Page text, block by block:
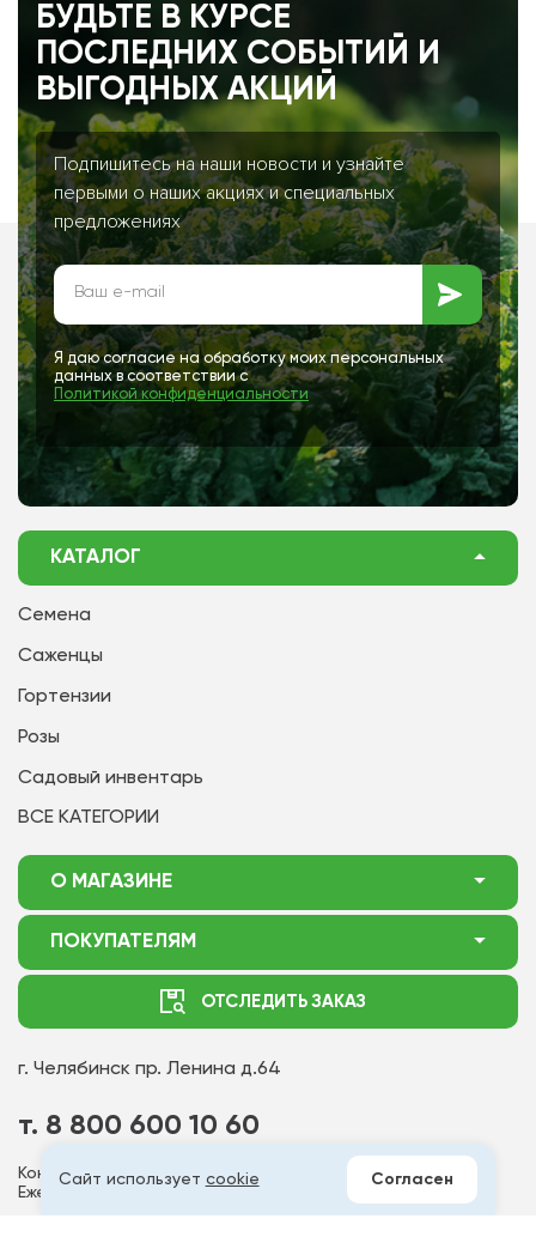
БУДЬТЕ В КУРСЕ
ПОСЛЕДНИХ СОБЫТИЙ И
ВЫГОДНЫХ АКЦИЙ
Подпишитесь на наши новости и узнайте
первыми о наших акциях и специальных
предложениях
Я даю согласие на обработку моих персональных
данных в соответствии с
Политикой конфиденциальности
Сайт использует cookie Согласен
КАТАЛОГ
Семена
Саженцы
Гортензии
Розы
Садовый инвентарь
ВСЕ КАТЕГОРИИ
О МАГАЗИНЕ
О нас
Акции
ПОКУПАТЕЛЯМ
Как оформить заказ
Статьи садоводу
Оптовым покупателям
Политика конфиденциальности
ОТСЛЕДИТЬ ЗАКАЗ
г. Челябинск пр. Ленина д.64
т. 8 800 600 10 60
Контакт - центр работает
Ежедневно с 6:00 до 18:00 МСК